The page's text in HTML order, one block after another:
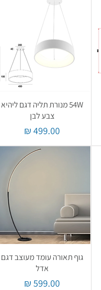
54W מנורת תליה דגם ליהיא
צבע לבן
מחיר
גוף תאורה עומד מעוצב דגם
אדל
מחיר